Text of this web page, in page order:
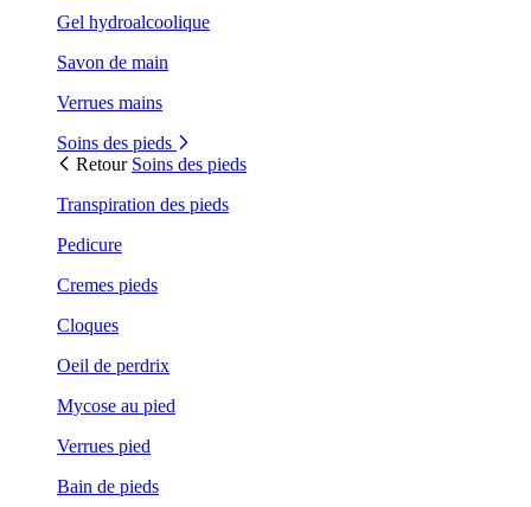
Gel hydroalcoolique
Savon de main
Verrues mains
Soins des pieds
Retour Soins des pieds
Transpiration des pieds
Pedicure
Cremes pieds
Cloques
Oeil de perdrix
Mycose au pied
Verrues pied
Bain de pieds